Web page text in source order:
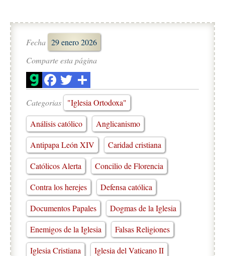
Fecha 29 enero 2026
Comparte esta página
Categorias
"Iglesia Ortodoxa"
Análisis católico
Anglicanismo
Antipapa León XIV
Caridad cristiana
Católicos Alerta
Concilio de Florencia
Contra los herejes
Defensa católica
Documentos Papales
Dogmas de la Iglesia
Enemigos de la Iglesia
Falsas Religiones
Iglesia Cristiana
Iglesia del Vaticano II